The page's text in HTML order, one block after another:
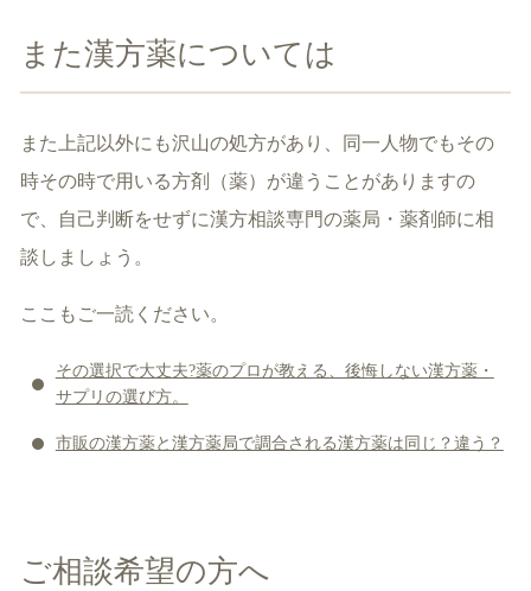
また漢方薬については
また上記以外にも沢山の処方があり、同一人物でもその
時その時で用いる方剤（薬）が違うことがありますの
で、自己判断をせずに漢方相談専門の薬局・薬剤師に相
談しましょう。
ここもご一読ください。
その選択で大丈夫?薬のプロが教える、後悔しない漢方薬・
サプリの選び方。
市販の漢方薬と漢方薬局で調合される漢方薬は同じ？違う？
ご相談希望の方へ